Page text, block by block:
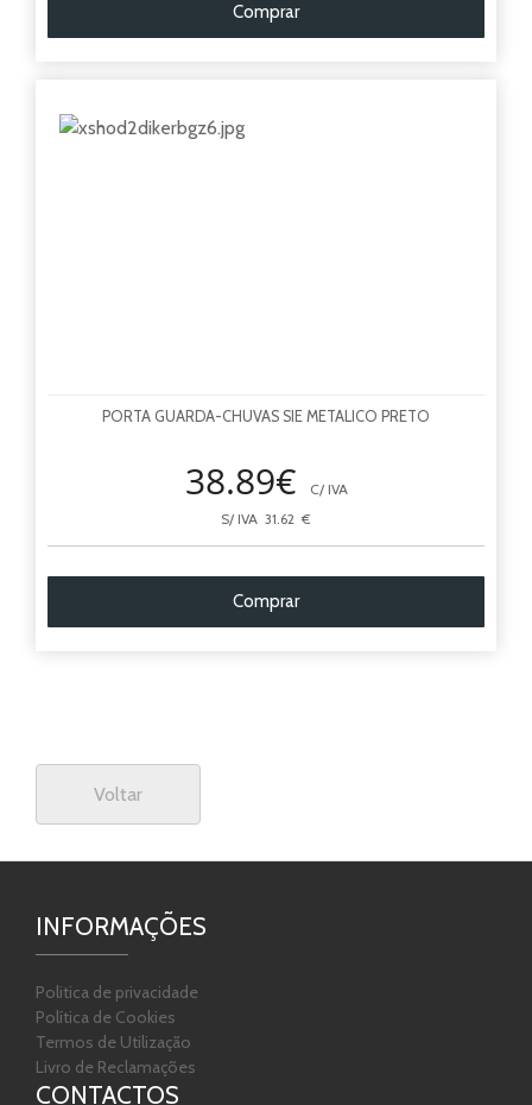
Comprar
PORTA GUARDA-CHUVAS SIE METALICO PRETO
38.89€
C/ IVA
S/ IVA 31.62 €
Comprar
Voltar
INFORMAÇÕES
Politica de privacidade
Política de Cookies
Termos de Utilização
Livro de Reclamações
CONTACTOS